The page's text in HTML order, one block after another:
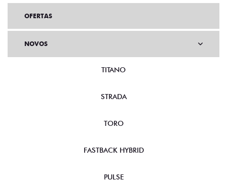
OFERTAS
NOVOS
TITANO
STRADA
TORO
FASTBACK HYBRID
PULSE